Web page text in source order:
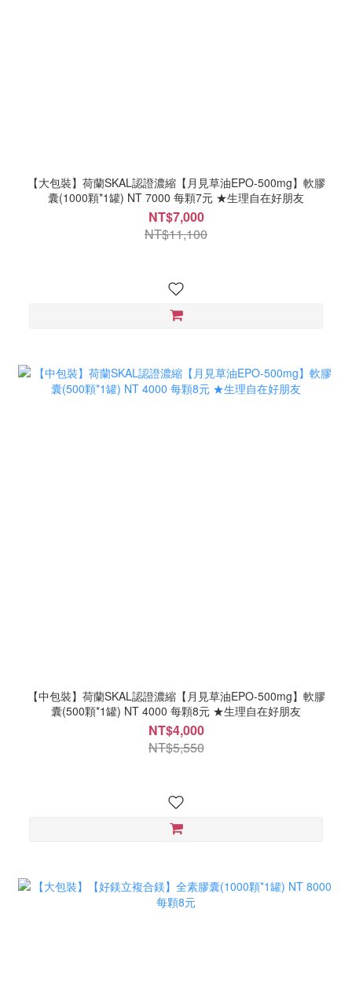
【大包裝】荷蘭SKAL認證濃縮【月見草油EPO-500mg】軟膠
囊(1000顆*1罐) NT 7000 每顆7元 ★生理自在好朋友
NT$7,000
NT$11,100
【中包裝】荷蘭SKAL認證濃縮【月見草油EPO-500mg】軟膠
囊(500顆*1罐) NT 4000 每顆8元 ★生理自在好朋友
NT$4,000
NT$5,550